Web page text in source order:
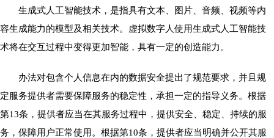
生成式人工智能技术，是指具有文本、图片、音频、视频等内
容生成能力的模型及相关技术。虚拟数字人使用生成式人工智能技
术将在交互过程中变得更加智能，具有一定的创造能力。
办法对包含个人信息在内的数据安全提出了规范要求，并且规
定服务提供者需要保障服务的稳定性，承担一定的指导义务。根据
第13条，提供者应当在其服务过程中，提供安全、稳定、持续的服
务，保障用户正常使用。根据第10条，提供者应当明确并公开其服